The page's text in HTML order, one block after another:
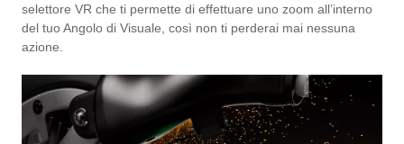
selettore VR che ti permette di effettuare uno zoom all’interno
del tuo Angolo di Visuale, così non ti perderai mai nessuna
azione.